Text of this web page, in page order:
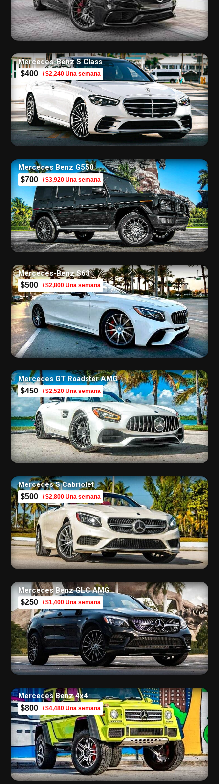
Mercedes-Benz S Class
$400 / $2,240 Una semana
Mercedes Benz G550
$700 / $3,920 Una semana
Mercedes-Benz S63
$500 / $2,800 Una semana
Mercedes GT Roadster AMG
$450 / $2,520 Una semana
Mercedes S Cabriolet
$500 / $2,800 Una semana
Mercedes Benz GLC AMG
$250 / $1,400 Una semana
Mercedes Benz 4х4
$800 / $4,480 Una semana